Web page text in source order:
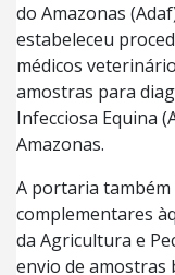
do Amazonas
estabeleceu
médicos
amostras para
Infecciosa Equina
Amazonas.
A portaria
complementares
da Agricultura e
envio de amostras